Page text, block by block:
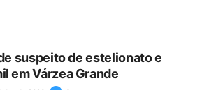
suspeito de estelionato e
em Várzea Grande